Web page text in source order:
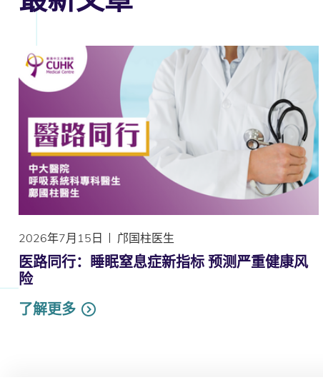
2026年7月15日 邝国柱医生
医路同行：睡眠窒息症新指标 预测严重健康风
险
了解更多